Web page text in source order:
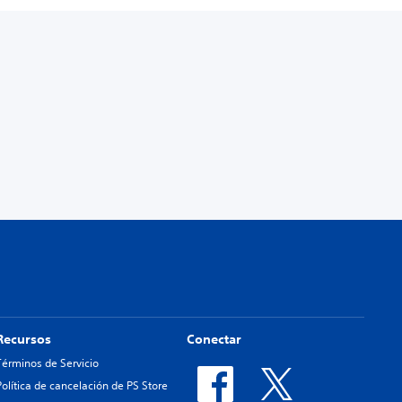
de Servicio
de cancelación de PS Store
Conectar